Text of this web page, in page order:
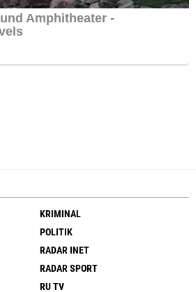
KRIMINAL
POLITIK
RADAR INET
RADAR SPORT
RU TV